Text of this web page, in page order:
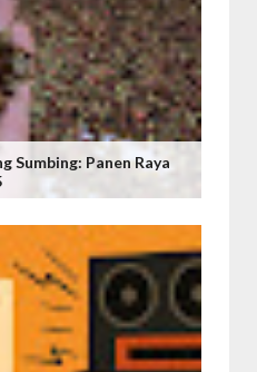
Sumbing: Panen Raya